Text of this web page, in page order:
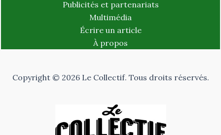
Publicités et partenariats
Multimédia
Écrire un article
À propos
Copyright © 2026 Le Collectif. Tous droits réservés.